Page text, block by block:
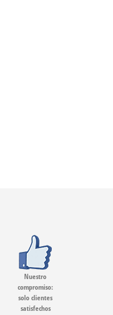
Nuestro
compromiso:
solo clientes
satisfechos